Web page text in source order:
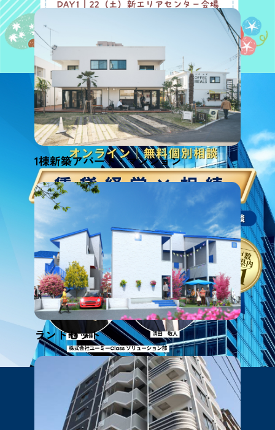
1棟新築アパート・マンション
ランドセット